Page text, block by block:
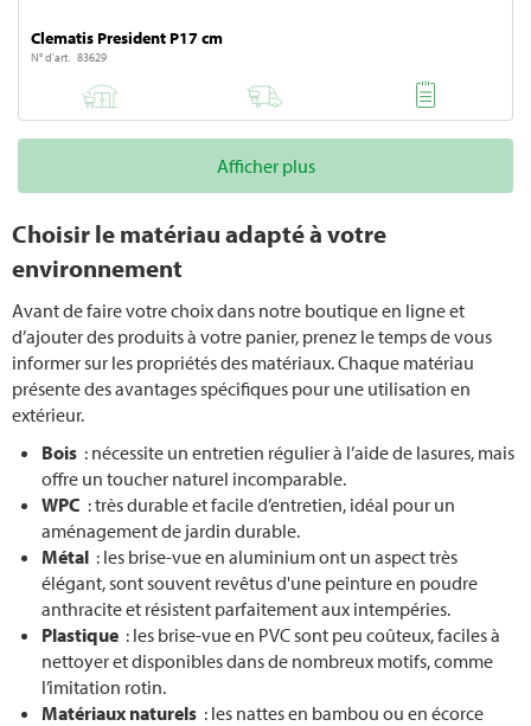
Clematis President P17 cm
N° d'art. 83629
Afficher plus
Choisir le matériau adapté à votre
environnement
Avant de faire votre choix dans notre boutique en ligne et
d’ajouter des produits à votre panier, prenez le temps de vous
informer sur les propriétés des matériaux. Chaque matériau
présente des avantages spécifiques pour une utilisation en
extérieur.
Bois : nécessite un entretien régulier à l’aide de lasures, mais
offre un toucher naturel incomparable.
WPC : très durable et facile d’entretien, idéal pour un
aménagement de jardin durable.
Métal : les brise-vue en aluminium ont un aspect très
élégant, sont souvent revêtus d'une peinture en poudre
anthracite et résistent parfaitement aux intempéries.
Plastique : les brise-vue en PVC sont peu coûteux, faciles à
nettoyer et disponibles dans de nombreux motifs, comme
l’imitation rotin.
Matériaux naturels : les nattes en bambou ou en écorce